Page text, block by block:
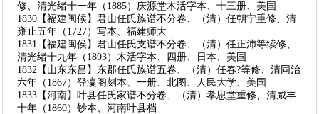
修、清光绪十一年（1885）庆源堂木活字本、十三册、美国
1830【福建闽候】君山任氏族谱不分卷、（清）任朝宁重修、清
雍止五年（1727）写本、福建师大
1831【福建闽侯】君山任氏支谱不分卷、（清）任正沛等续修、
清光绪十九年（1893）木活字本、四册、日本、美国
1832【山东东昌】东郡任氏族谱五卷、（清）任春?等修、清同治
六年（1867）登瀛阁刻本、一册、北图、人民大学、美国
1833【河南】叶县任氏家谱不分卷、（清）孝思堂重修、清咸丰
十年（1860）钞本、河南叶县档